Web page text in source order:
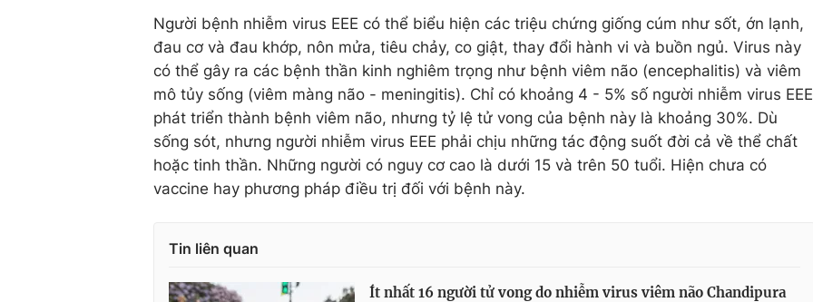
Người bệnh nhiễm virus EEE có thể biểu hiện các triệu chứng giống cúm như sốt, ớn lạnh,
đau cơ và đau khớp, nôn mửa, tiêu chảy, co giật, thay đổi hành vi và buồn ngủ. Virus này
có thể gây ra các bệnh thần kinh nghiêm trọng như bệnh viêm não (encephalitis) và viêm
mô tủy sống (viêm màng não - meningitis). Chỉ có khoảng 4 - 5% số người nhiễm virus EEE
phát triển thành bệnh viêm não, nhưng tỷ lệ tử vong của bệnh này là khoảng 30%. Dù
sống sót, nhưng người nhiễm virus EEE phải chịu những tác động suốt đời cả về thể chất
hoặc tinh thần. Những người có nguy cơ cao là dưới 15 và trên 50 tuổi. Hiện chưa có
vaccine hay phương pháp điều trị đối với bệnh này.
Tin liên quan
Ít nhất 16 người tử vong do nhiễm virus viêm não Chandipura